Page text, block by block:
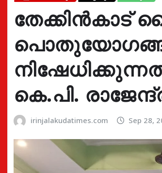
തേക്കിൻകാട്
കെ.പി.
irinjalakudatimes.com Sep 28,